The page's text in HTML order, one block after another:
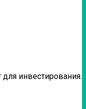
инвестирования.